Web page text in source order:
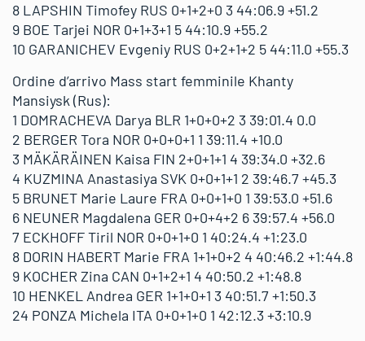
8 LAPSHIN Timofey RUS 0+1+2+0 3 44:06.9 +51.2
9 BOE Tarjei NOR 0+1+3+1 5 44:10.9 +55.2
10 GARANICHEV Evgeniy RUS 0+2+1+2 5 44:11.0 +55.3
Ordine d’arrivo Mass start femminile Khanty
Mansiysk (Rus):
1 DOMRACHEVA Darya BLR 1+0+0+2 3 39:01.4 0.0
2 BERGER Tora NOR 0+0+0+1 1 39:11.4 +10.0
3 MÄKÄRÄINEN Kaisa FIN 2+0+1+1 4 39:34.0 +32.6
4 KUZMINA Anastasiya SVK 0+0+1+1 2 39:46.7 +45.3
5 BRUNET Marie Laure FRA 0+0+1+0 1 39:53.0 +51.6
6 NEUNER Magdalena GER 0+0+4+2 6 39:57.4 +56.0
7 ECKHOFF Tiril NOR 0+0+1+0 1 40:24.4 +1:23.0
8 DORIN HABERT Marie FRA 1+1+0+2 4 40:46.2 +1:44.8
9 KOCHER Zina CAN 0+1+2+1 4 40:50.2 +1:48.8
10 HENKEL Andrea GER 1+1+0+1 3 40:51.7 +1:50.3
24 PONZA Michela ITA 0+0+1+0 1 42:12.3 +3:10.9